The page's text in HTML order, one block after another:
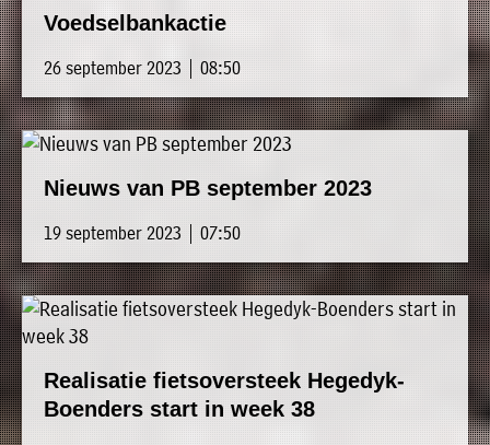
Voedselbankactie
26 september 2023 | 08:50
Nieuws van PB september 2023
19 september 2023 | 07:50
Realisatie fietsoversteek Hegedyk-
Boenders start in week 38